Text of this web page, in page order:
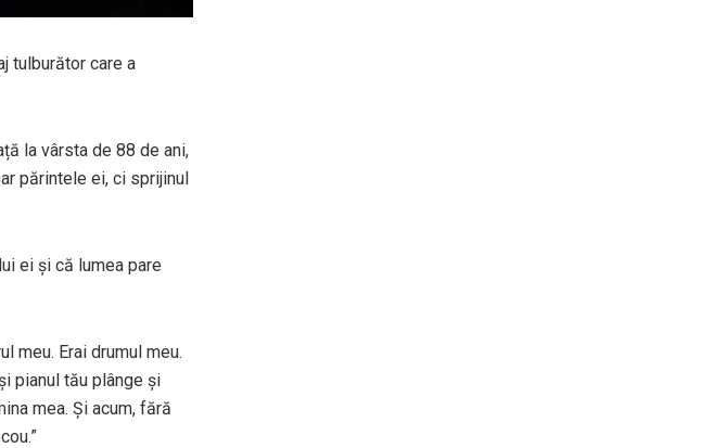
tulburător care a
la vârsta de 88 de ani,
părintele ei, ci sprijinul
ei și că lumea pare
meu. Erai drumul meu.
pianul tău plânge și
mea. Și acum, fără